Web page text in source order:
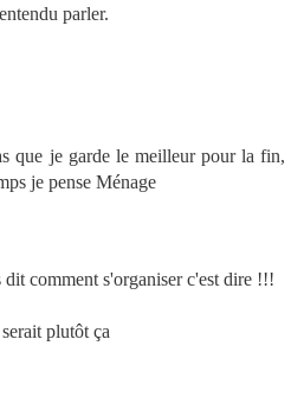
parler.
que je garde le meilleur pour la fin,
je pense Ménage
dit comment s'organiser c'est dire !!!
plutôt ça